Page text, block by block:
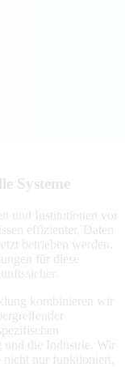
Systeme
und Institutionen vor
effizienter, Daten
betrieben werden.
für diese
kombinieren wir
die Industrie. Wir
nur funktioniert,